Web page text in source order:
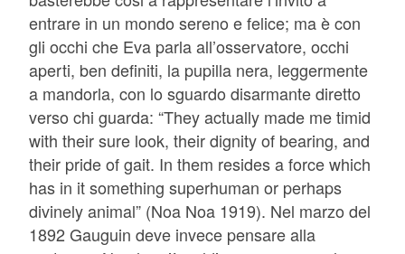
entrare in un mondo sereno e felice; ma è con
gli occhi che Eva parla all’osservatore, occhi
aperti, ben definiti, la pupilla nera, leggermente
a mandorla, con lo sguardo disarmante diretto
verso chi guarda: “They actually made me timid
with their sure look, their dignity of bearing, and
their pride of gait. In them resides a force which
has in it something superhuman or perhaps
divinely animal” (Noa Noa 1919). Nel marzo del
1892 Gauguin deve invece pensare alla